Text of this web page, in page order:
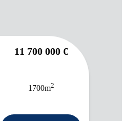
11 700 000 €
1700m2